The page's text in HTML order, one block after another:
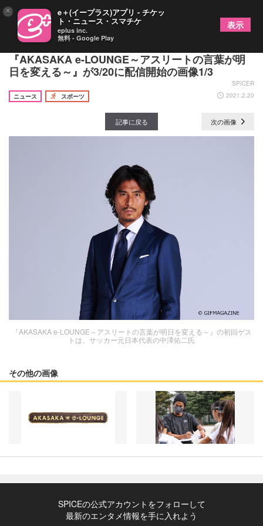
ゲストはサッカー元代表の中澤佑二！ トーク番組
『AKASAKA e-LOUNGE～アスリートの言葉が明
日を変える～』が3/20に配信開始の画像1/3
SPICER
ニュース
スポーツ 2021.2.20
記事に戻る 次の画像
『AKASAKA e-LOUNGE～アスリートの言葉が明日を変える～』の初回ゲス
トは、サッカー元日本代表の中澤佑二氏
その他の画像
SPICEの公式アカウントをフォローして
最新のエンタメ情報を手に入れよう
× e＋(イープラス)アプリ - チケッ
ト・ニュース・スマチケ
eplus inc.
無料 - Google Play
表示